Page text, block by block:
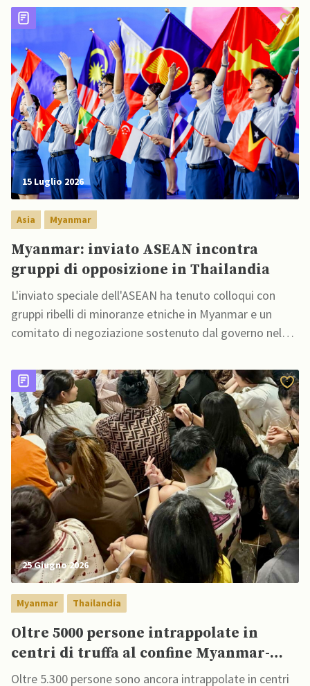
15 Luglio 2026
Asia Myanmar
Myanmar: inviato ASEAN incontra
gruppi di opposizione in Thailandia
L'inviato speciale dell'ASEAN ha tenuto colloqui con
gruppi ribelli di minoranze etniche in Myanmar e un
comitato di negoziazione sostenuto dal governo nel
25 Giugno 2026
Myanmar Thailandia
Oltre 5000 persone intrappolate in
centri di truffa al confine Myanmar-
Thailandia, afferma organizzazione per
Oltre 5.300 persone sono ancora intrappolate in centri